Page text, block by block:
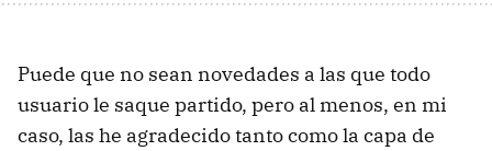
Puede que no sean novedades a las que todo
usuario le saque partido, pero al menos, en mi
caso, las he agradecido tanto como la capa de